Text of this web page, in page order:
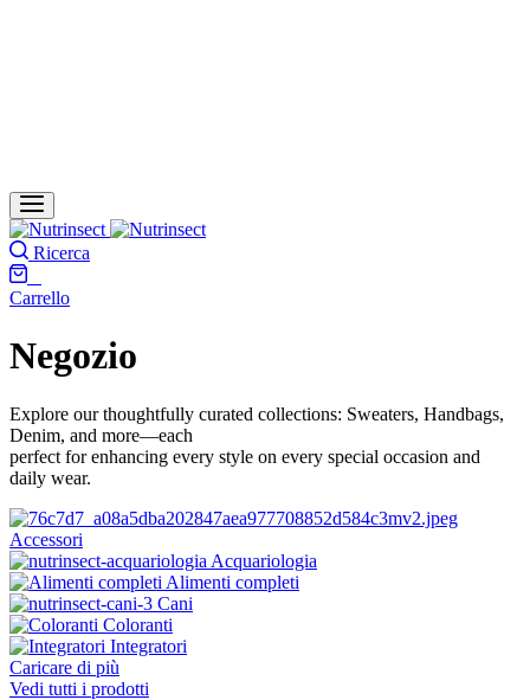
Ricerca
Carrello
Negozio
Explore our thoughtfully curated collections: Sweaters, Handbags,
Denim, and more—each
perfect for enhancing every style on every special occasion and
daily wear.
Accessori
Acquariologia
Alimenti completi
Cani
Coloranti
Integratori
Caricare di più
Vedi tutti i prodotti